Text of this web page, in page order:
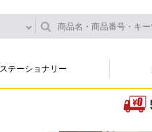
ステーショナリー